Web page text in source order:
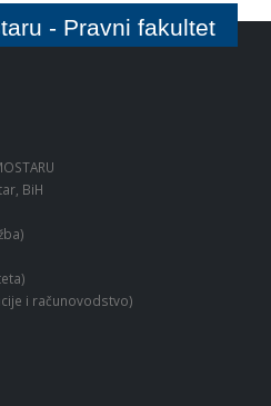
- Pravni fakultet
BiH
i računovodstvo)